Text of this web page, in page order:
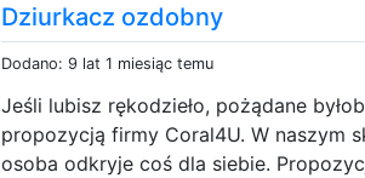
Dziurkacz ozdobny
Dodano: 9 lat 1 miesiąc temu
Jeśli lubisz rękodzieło, pożądane
propozycją firmy Coral4U. W naszym
osoba odkryje coś dla siebie.